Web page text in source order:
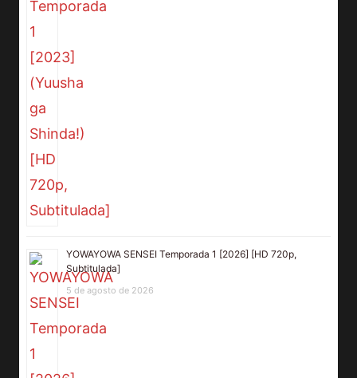
YOWAYOWA SENSEI Temporada 1 [2026] [HD 720p,
Subtitulada]
5 de agosto de 2026